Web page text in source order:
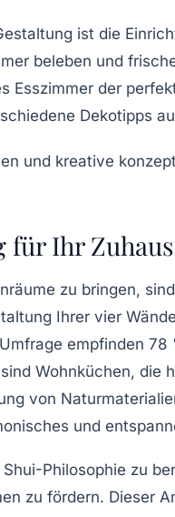
ist die
beleben und
Esszimmer der
Dekotipps
für Ihr
zu bringen,
Ihrer vier
empfinden
Wohnküchen, die
von
und
Shui-Philosophie zu
zu fördern. Dieser